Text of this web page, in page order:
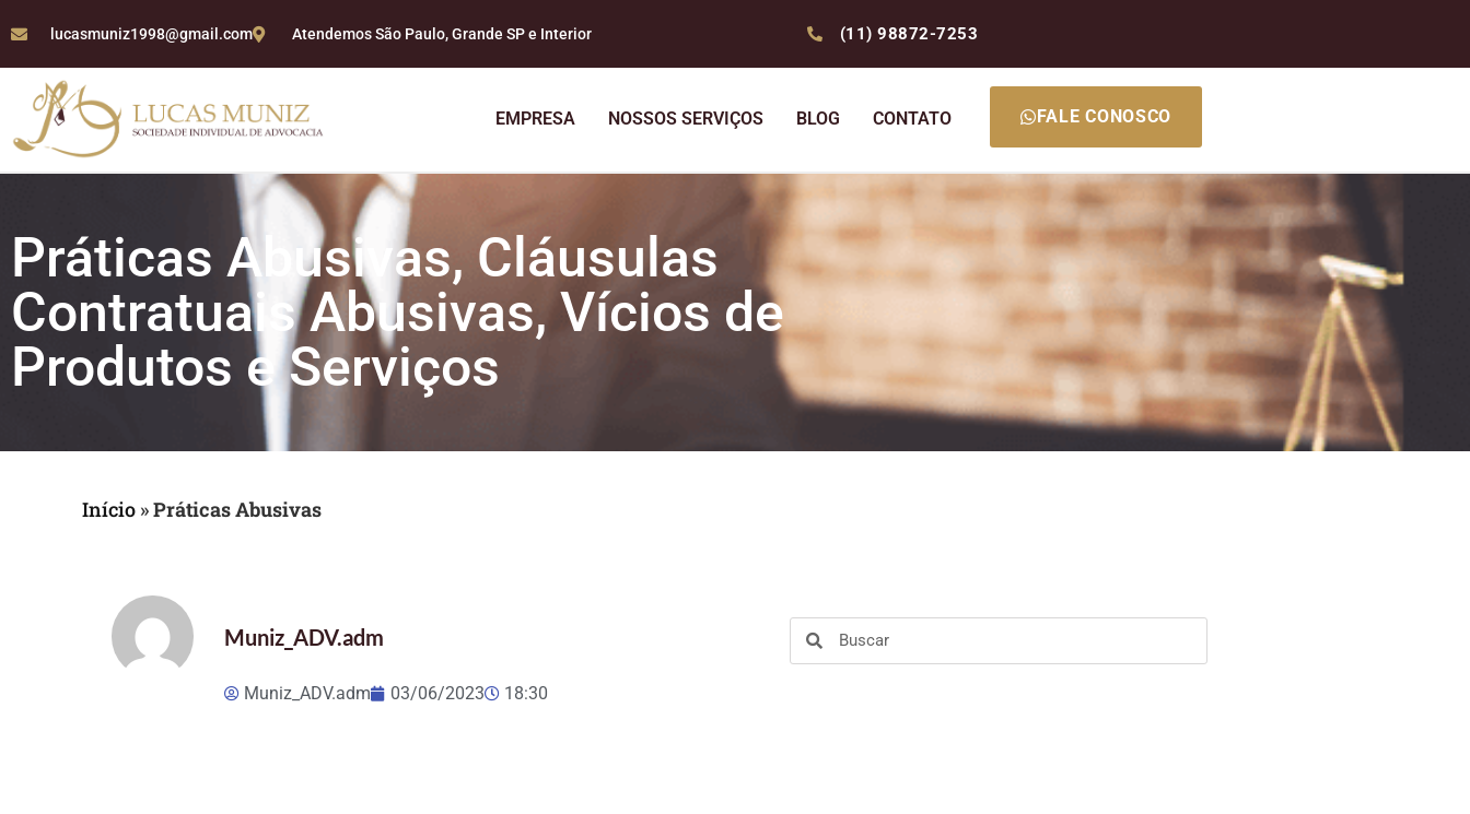
lucasmuniz1998@gmail.com Atendemos São Paulo, Grande SP e Interior (11) 98872-7253
EMPRESA NOSSOS SERVIÇOS BLOG CONTATO FALE CONOSCO
Práticas Abusivas, Cláusulas
Contratuais Abusivas, Vícios de
Produtos e Serviços
Início »Práticas Abusivas
Muniz_ADV.adm
Muniz_ADV.adm 03/06/2023 18:30